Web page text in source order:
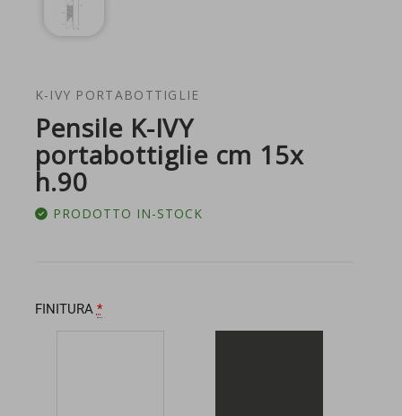
K-IVY PORTABOTTIGLIE
Pensile K-IVY
portabottiglie cm 15x
h.90
PRODOTTO IN-STOCK
FINITURA *